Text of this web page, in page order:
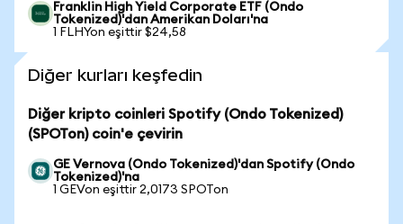
Franklin High Yield Corporate ETF (Ondo
Tokenized)'dan Amerikan Doları'na
1 FLHYon eşittir $24,58
Diğer kurları keşfedin
Diğer kripto coinleri Spotify (Ondo Tokenized)
(SPOTon) coin'e çevirin
GE Vernova (Ondo Tokenized)'dan Spotify (Ondo
Tokenized)'na
1 GEVon eşittir 2,0173 SPOTon